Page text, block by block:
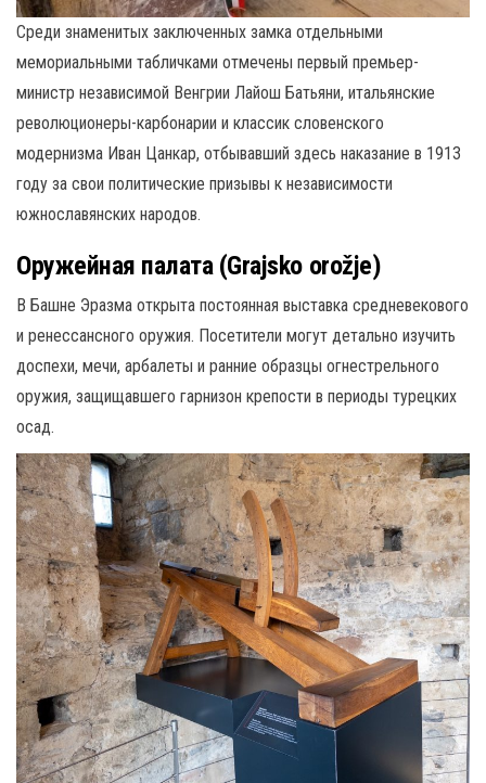
Среди знаменитых заключенных замка отдельными
мемориальными табличками отмечены первый премьер-
министр независимой Венгрии Лайош Батьяни, итальянские
революционеры-карбонарии и классик словенского
модернизма Иван Цанкар, отбывавший здесь наказание в 1913
году за свои политические призывы к независимости
южнославянских народов.
Оружейная палата (Grajsko orožje)
В Башне Эразма открыта постоянная выставка средневекового
и ренессансного оружия. Посетители могут детально изучить
доспехи, мечи, арбалеты и ранние образцы огнестрельного
оружия, защищавшего гарнизон крепости в периоды турецких
осад.